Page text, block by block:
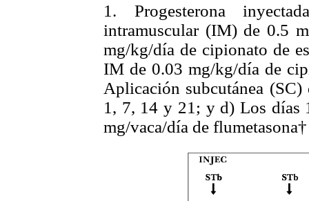
1. Progesterona
intramuscular (IM) de 0.5
mg/kg/día de cipionato de
IM de 0.03 mg/kg/día de
Aplicación subcutánea
1, 7, 14 y 21; y d) Los días
mg/vaca/día de